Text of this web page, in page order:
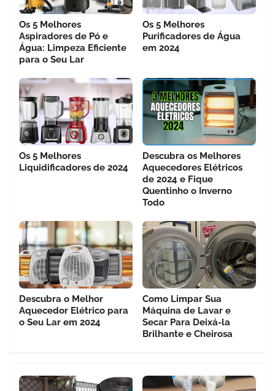
Os 5 Melhores
Aspiradores de Pó e
Água: Limpeza Eficiente
para o Seu Lar
Os 5 Melhores
Purificadores de Água
em 2024
Os 5 Melhores
Liquidificadores de 2024
Descubra os Melhores
Aquecedores Elétricos
de 2024 e Fique
Quentinho o Inverno
Todo
Descubra o Melhor
Aquecedor Elétrico para
o Seu Lar em 2024
Como Limpar Sua
Máquina de Lavar e
Secar Para Deixá-la
Brilhante e Cheirosa